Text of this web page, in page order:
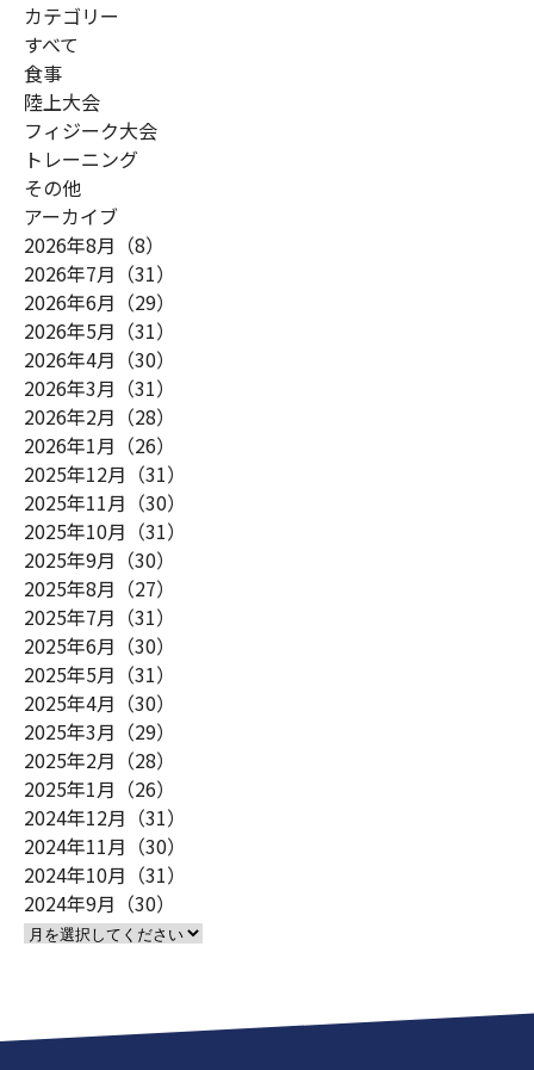
カテゴリー
すべて
食事
陸上大会
フィジーク大会
トレーニング
その他
アーカイブ
2026年8月（8）
2026年7月（31）
2026年6月（29）
2026年5月（31）
2026年4月（30）
2026年3月（31）
2026年2月（28）
2026年1月（26）
2025年12月（31）
2025年11月（30）
2025年10月（31）
2025年9月（30）
2025年8月（27）
2025年7月（31）
2025年6月（30）
2025年5月（31）
2025年4月（30）
2025年3月（29）
2025年2月（28）
2025年1月（26）
2024年12月（31）
2024年11月（30）
2024年10月（31）
2024年9月（30）